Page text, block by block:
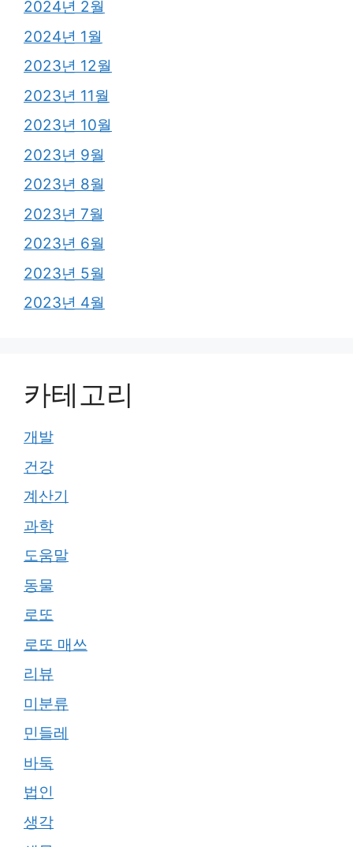
2024년 2월
2024년 1월
2023년 12월
2023년 11월
2023년 10월
2023년 9월
2023년 8월
2023년 7월
2023년 6월
2023년 5월
2023년 4월
카테고리
개발
건강
계산기
과학
도움말
동물
로또
로또 매쓰
리뷰
미분류
민들레
바둑
법인
생각